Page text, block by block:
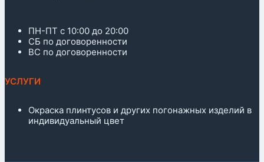
ПН-ПТ с 10:00 до 20:00
СБ по договоренности
ВС по договоренности
УСЛУГИ
Окраска плинтусов и других погонажных изделий в
индивидуальный цвет